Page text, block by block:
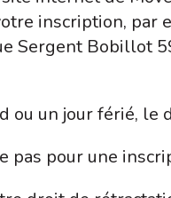
inscription, par
Sergent
ou un jour férié,
pas pour une